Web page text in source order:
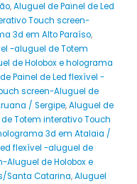
,Aluguel de Painel de Led
Touch screen-
3d em Alto Paraíso,
-aluguel de Totem
de Holobox e holograma
Painel de Led flexível -
screen-Aluguel de
/ Sergipe,Aluguel de
Totem interativo Touch
3d em Atalaia /
flexível -aluguel de
Aluguel de Holobox e
Santa Catarina,Aluguel